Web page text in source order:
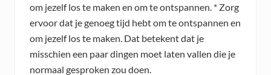
om jezelf los te maken en om te ontspannen. * Zorg
ervoor dat je genoeg tijd hebt om te ontspannen en
om jezelf los te maken. Dat betekent dat je
misschien een paar dingen moet laten vallen die je
normaal gesproken zou doen.